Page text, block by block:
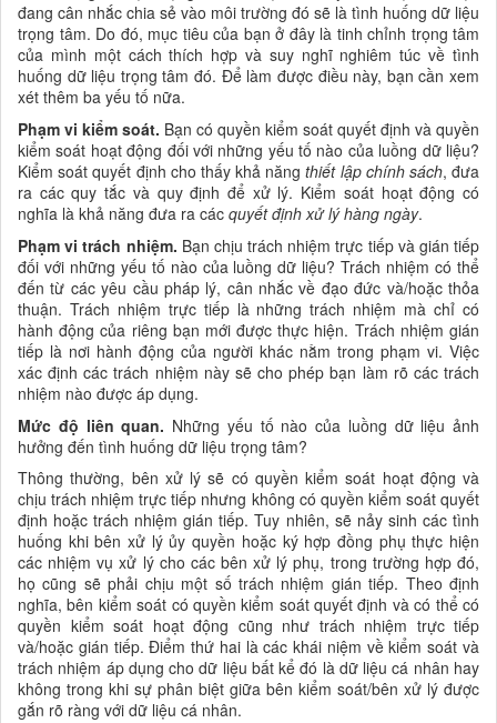
đang cân nhắc chia sẻ vào môi trường đó sẽ là tình huống dữ liệu
trọng tâm. Do đó, mục tiêu của bạn ở đây là tinh chỉnh trọng tâm
của mình một cách thích hợp và suy nghĩ nghiêm túc về tình
huống dữ liệu trọng tâm đó. Để làm được điều này, bạn cần xem
xét thêm ba yếu tố nữa.
Phạm vi kiểm soát. Bạn có quyền kiểm soát quyết định và quyền
kiểm soát hoạt động đối với những yếu tố nào của luồng dữ liệu?
Kiểm soát quyết định cho thấy khả năngthiết lập chính sách, đưa
ra các quy tắc và quy định để xử lý. Kiểm soát hoạt động có
nghĩa là khả năng đưa ra các quyết định xử lý hàng ngày.
Phạm vi trách nhiệm. Bạn chịu trách nhiệm trực tiếp và gián tiếp
đối với những yếu tố nào của luồng dữ liệu? Trách nhiệm có thể
đến từ các yêu cầu pháp lý, cân nhắc về đạo đức và/hoặc thỏa
thuận. Trách nhiệm trực tiếp là những trách nhiệm mà chỉ có
hành động của riêng bạn mới được thực hiện. Trách nhiệm gián
tiếp là nơi hành động của người khác nằm trong phạm vi. Việc
xác định các trách nhiệm này sẽ cho phép bạn làm rõ các trách
nhiệm nào được áp dụng.
Mức độ liên quan. Những yếu tố nào của luồng dữ liệu ảnh
hưởng đến tình huống dữ liệu trọng tâm?
Thông thường, bên xử lý sẽ có quyền kiểm soát hoạt động và
chịu trách nhiệm trực tiếp nhưng không có quyền kiểm soát quyết
định hoặc trách nhiệm gián tiếp. Tuy nhiên, sẽ nảy sinh các tình
huống khi bên xử lý ủy quyền hoặc ký hợp đồng phụ thực hiện
các nhiệm vụ xử lý cho các bên xử lý phụ, trong trường hợp đó,
họ cũng sẽ phải chịu một số trách nhiệm gián tiếp. Theo định
nghĩa, bên kiểm soát có quyền kiểm soát quyết định và có thể có
quyền kiểm soát hoạt động cũng như trách nhiệm trực tiếp
và/hoặc gián tiếp. Điểm thứ hai là các khái niệm về kiểm soát và
trách nhiệm áp dụng cho dữ liệu bất kể đó là dữ liệu cá nhân hay
không trong khi sự phân biệt giữa bên kiểm soát/bên xử lý được
gắn rõ ràng với dữ liệu cá nhân.